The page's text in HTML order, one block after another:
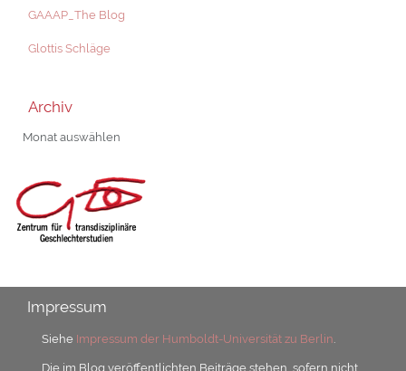
GAAAP_The Blog
Glottis Schläge
Archiv
Archiv
Impressum
Siehe Impressum der Humboldt-Universität zu Berlin
Die im Blog veröffentlichten Beiträge stehen, sofern nicht